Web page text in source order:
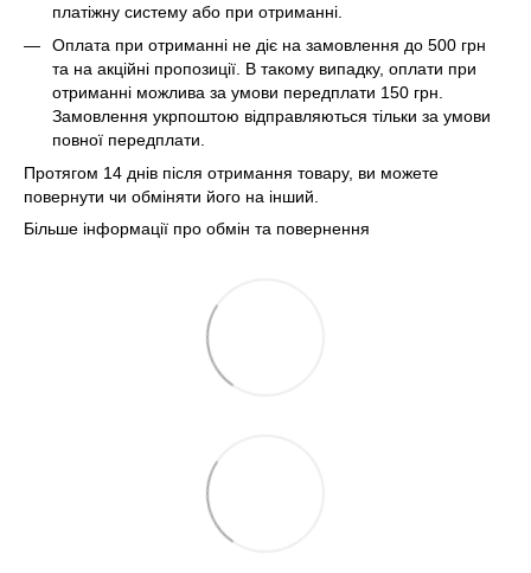
платіжну систему або при отриманні.
Оплата при отриманні не діє на замовлення до 500 грн
та на акційні пропозиції. В такому випадку, оплати при
отриманні можлива за умови передплати 150 грн.
Замовлення укрпоштою відправляються тільки за умови
повної передплати.
Протягом 14 днів після отримання товару, ви можете
повернути чи обміняти його на інший.
Більше інформації про обмін та повернення